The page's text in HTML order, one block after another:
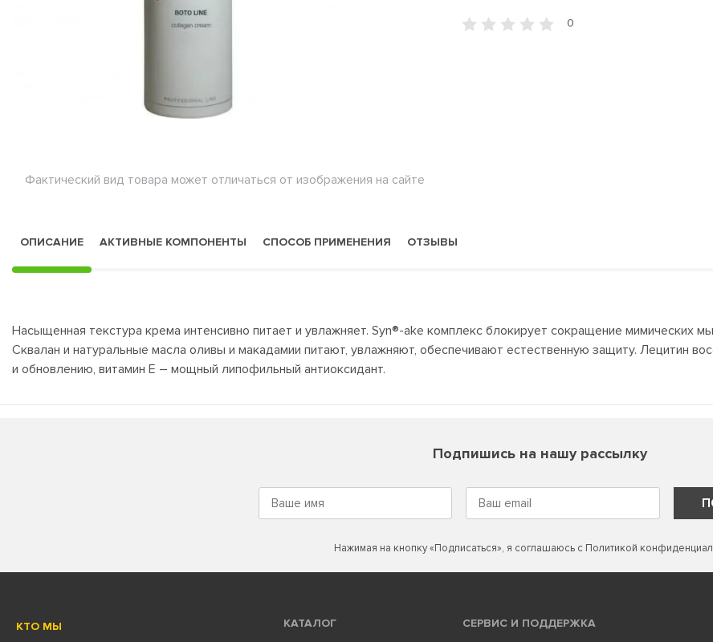
Фактический вид товара может отличаться от изображения на сайте
0
ОПИСАНИЕ АКТИВНЫЕ КОМПОНЕНТЫ СПОСОБ ПРИМЕНЕНИЯ ОТЗЫВЫ
Насыщенная текстура крема интенсивно питает и увлажняет. Syn®-ake комплекс блокирует сокращение мимических
Сквалан и натуральные масла оливы и макадамии питают, увлажняют, обеспечивают естественную защиту. Лецитин
и обновлению, витамин Е – мощный липофильный антиоксидант.
Подпишись на нашу рассылку
Нажимая на кнопку «Подписаться», я соглашаюсь с Политикой
КТО МЫ
КАТАЛОГ СЕРВИС И ПОДДЕРЖКА